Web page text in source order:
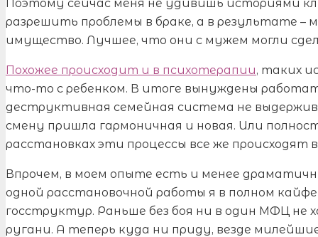
Поэтому сейчас меня не удивишь историями
разрешить проблемы в браке, а в результате –
имущество. Лучшее, что они с мужем могли
Похожее происходит и в психотерапии, таких
что-то с ребенком. В итоге вынуждены
деструктивная семейная система не
смену пришла гармоничная и новая. Или
расстановках эти процессы все же происходят
Впрочем, в моем опыте есть и менее
одной расстановочной работы я в полном
госструктур. Раньше без боя ни в один МФЦ не
ругани. А теперь куда ни приду, везде